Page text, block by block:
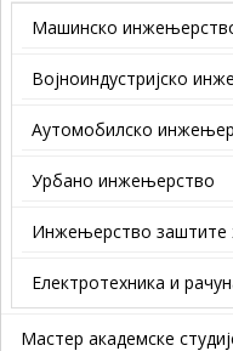
Машинско
Војноиндустријско
Аутомобилско
Урбано инжењерство
Инжењерство заштите
Електротехника и
Мастер академске